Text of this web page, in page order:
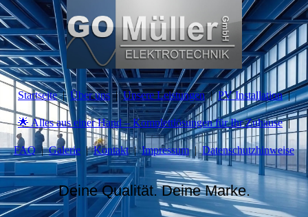
Startseite Über uns Unsere Leistungen PV Installation
🌟 Alles aus einer Hand – Komplettlösungen für Ihr Zuhause
FAQ Galerie Kontakt Impressum Datenschutzhinweise
Deine Qualität. Deine Marke.